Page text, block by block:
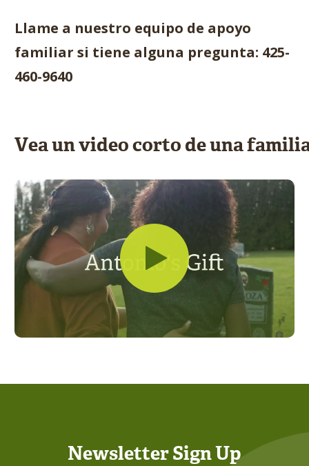
Llame a nuestro equipo de apoyo
familiar si tiene alguna pregunta: 425-
460-9640
Vea un video corto de una
Newsletter Sign Up